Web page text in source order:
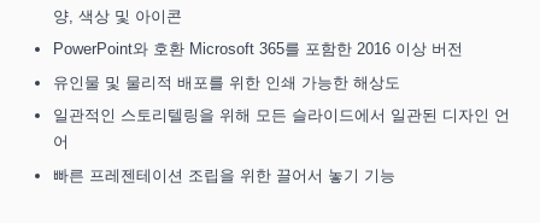
양, 색상 및 아이콘
PowerPoint와 호환 Microsoft 365를 포함한 2016 이상 버전
유인물 및 물리적 배포를 위한 인쇄 가능한 해상도
일관적인 스토리텔링을 위해 모든 슬라이드에서 일관된 디자인 언
어
빠른 프레젠테이션 조립을 위한 끌어서 놓기 기능